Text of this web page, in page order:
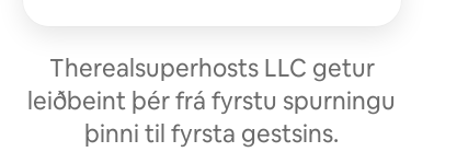
Therealsuperhosts LLC getur
leiðbeint þér frá fyrstu spurningu
þinni til fyrsta gestsins.